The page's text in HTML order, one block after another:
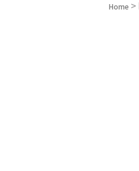
Home >